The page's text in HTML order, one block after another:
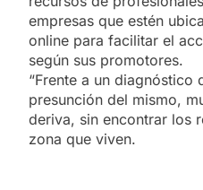
empresas que estén
online para facilitar el
según sus promotores.
“Frente a un diagnóstico
presunción del mismo,
deriva, sin encontrar los
zona que viven.